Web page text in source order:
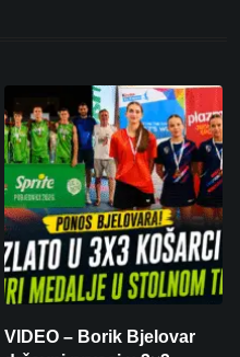
VIDEO – Borik Bjelovar